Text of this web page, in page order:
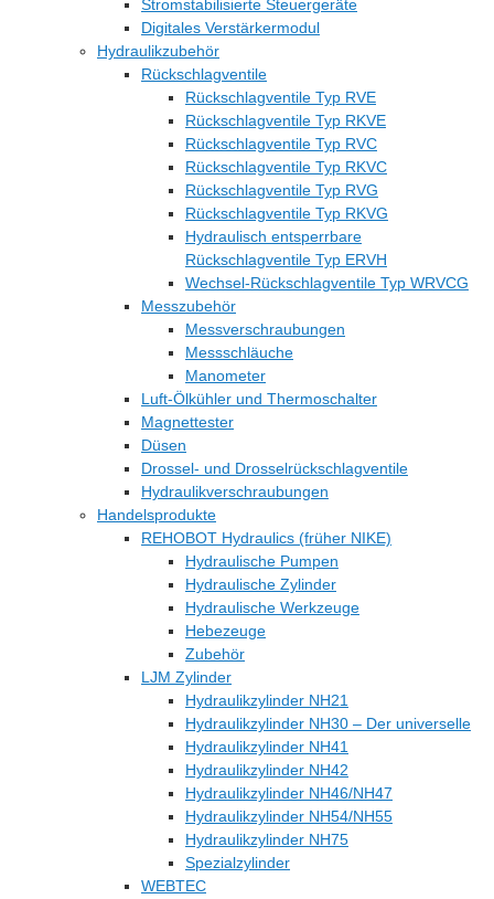
Stromstabilisierte Steuergeräte
Digitales Verstärkermodul
Hydraulikzubehör
Rückschlagventile
Rückschlagventile Typ RVE
Rückschlagventile Typ RKVE
Rückschlagventile Typ RVC
Rückschlagventile Typ RKVC
Rückschlagventile Typ RVG
Rückschlagventile Typ RKVG
Hydraulisch entsperrbare
Rückschlagventile Typ ERVH
Wechsel-Rückschlagventile Typ WRVCG
Messzubehör
Messverschraubungen
Messschläuche
Manometer
Luft-Ölkühler und Thermoschalter
Magnettester
Düsen
Drossel- und Drosselrückschlagventile
Hydraulikverschraubungen
Handelsprodukte
REHOBOT Hydraulics (früher NIKE)
Hydraulische Pumpen
Hydraulische Zylinder
Hydraulische Werkzeuge
Hebezeuge
Zubehör
LJM Zylinder
Hydraulikzylinder NH21
Hydraulikzylinder NH30 – Der universelle
Hydraulikzylinder NH41
Hydraulikzylinder NH42
Hydraulikzylinder NH46/NH47
Hydraulikzylinder NH54/NH55
Hydraulikzylinder NH75
Spezialzylinder
WEBTEC